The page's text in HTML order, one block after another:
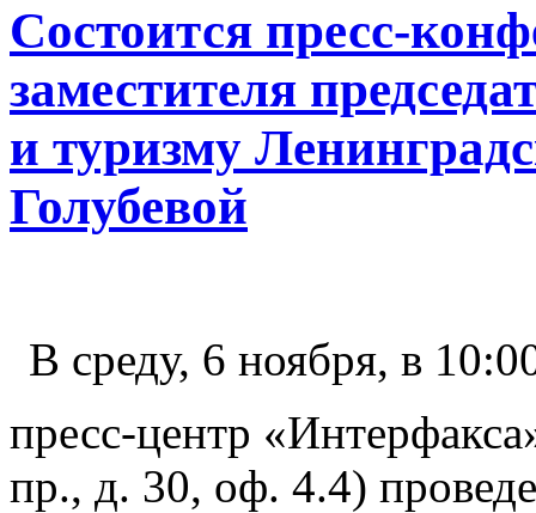
Состоится пресс-
заместителя
и туризму
Голубевой
В среду, 6 ноября, в
пресс-центр
пр., д. 30, оф. 4.4)